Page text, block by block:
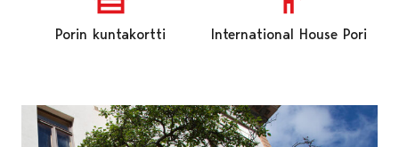
Porin kuntakortti International House Pori